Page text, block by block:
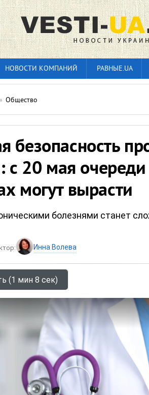
НОВОСТИ КОМПАНИЙ РАВНЫЕ.UA
Общество
безопасность
с 20 мая
могут вырасти
болезнями станет
Инна Волева
(1 мин 8 сек)